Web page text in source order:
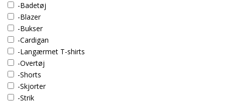
-Badetøj
-Blazer
-Bukser
-Cardigan
-Langærmet T-shirts
-Overtøj
-Shorts
-Skjorter
-Strik